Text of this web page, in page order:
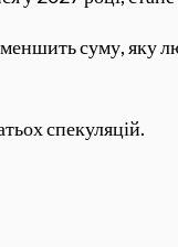
суму, яку
спекуляцій.